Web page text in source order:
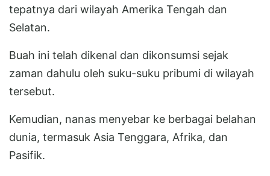
tepatnya dari wilayah Amerika Tengah dan
Selatan.
Buah ini telah dikenal dan dikonsumsi sejak
zaman dahulu oleh suku-suku pribumi di wilayah
tersebut.
Kemudian, nanas menyebar ke berbagai belahan
dunia, termasuk Asia Tenggara, Afrika, dan
Pasifik.